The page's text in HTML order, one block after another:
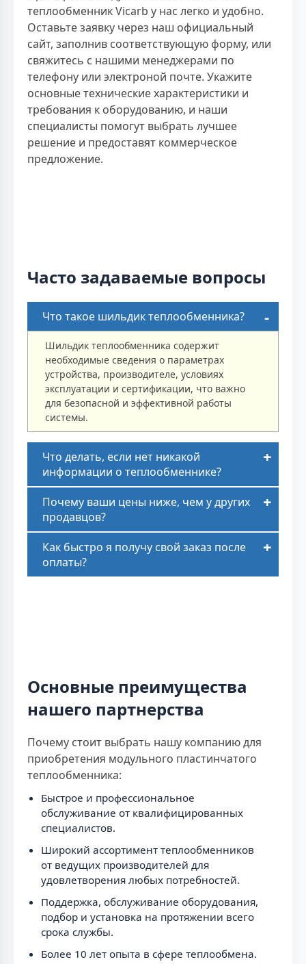
теплообменник Vicarb у нас легко и удобно.
Оставьте заявку через наш официальный
сайт, заполнив соответствующую форму, или
свяжитесь с нашими менеджерами по
телефону или электроной почте. Укажите
основные технические характеристики и
требования к оборудованию, и наши
специалисты помогут выбрать лучшее
решение и предоставят коммерческое
предложение.
Часто задаваемые вопросы
Что такое шильдик теплообменника?
Шильдик теплообменника содержит
необходимые сведения о параметрах
устройства, производителе, условиях
эксплуатации и сертификации, что важно
для безопасной и эффективной работы
системы.
Что делать, если нет никакой
информации о теплообменнике?
Почему ваши цены ниже, чем у других
продавцов?
Как быстро я получу свой заказ после
оплаты?
Основные преимущества
нашего партнерства
Почему стоит выбрать нашу компанию для
приобретения модульного пластинчатого
теплообменника:
Быстрое и профессиональное
обслуживание от квалифицированных
специалистов.
Широкий ассортимент теплообменников
от ведущих производителей для
удовлетворения любых потребностей.
Поддержка, обслуживание оборудования,
подбор и установка на протяжении всего
срока службы.
Более 10 лет опыта в сфере теплообмена.